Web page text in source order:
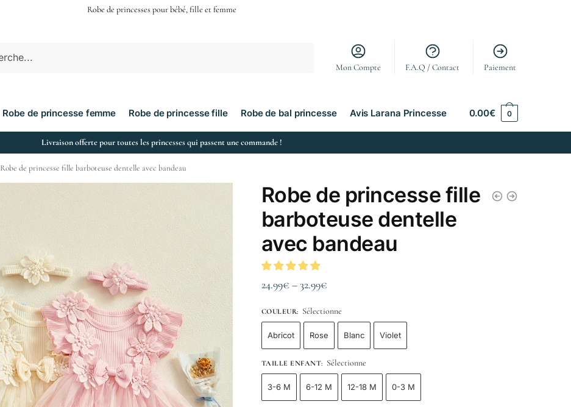
Robe de princesses pour bébé, fille et femme
Mon Compte F.A.Q / Contact Paiement
Robe de princesse femme Robe de princesse fille Robe de bal princesse Avis Larana Princesse 0.00€ 0
Livraison offerte pour toutes les princesses qui passent une commande !
Robe de princesse fille barboteuse dentelle avec bandeau
Robe de princesse fille
barboteuse dentelle
avec bandeau
24.99€ –32.99€
COULEUR: Sélectionne
Abricot Rose Blanc Violet
TAILLE ENFANT: Sélectionne
3-6 M 6-12 M 12-18 M 0-3 M